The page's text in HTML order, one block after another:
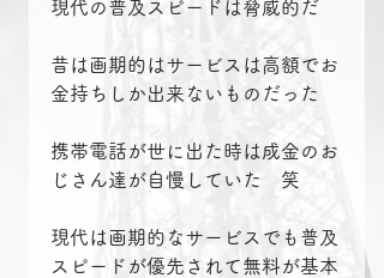
現代の普及スピードは脅威的だ
昔は画期的はサービスは高額でお
金持ちしか出来ないものだった
携帯電話が世に出た時は成金のお
じさん達が自慢していた　笑
現代は画期的なサービスでも普及
スピードが優先されて無料が基本